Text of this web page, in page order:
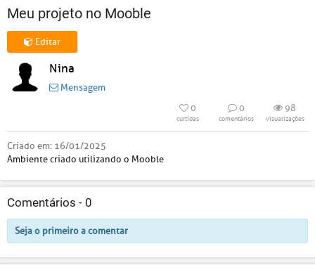
Meu projeto no Mooble
Editar
Nina
Mensagem
0
curtidas
0
comentários
98
visualizações
Criado em: 16/01/2025
Ambiente criado utilizando o Mooble
Comentários - 0
Seja o primeiro a comentar